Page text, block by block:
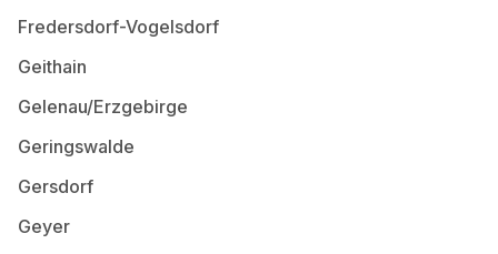
Fredersdorf-Vogelsdorf
Geithain
Gelenau/Erzgebirge
Geringswalde
Gersdorf
Geyer